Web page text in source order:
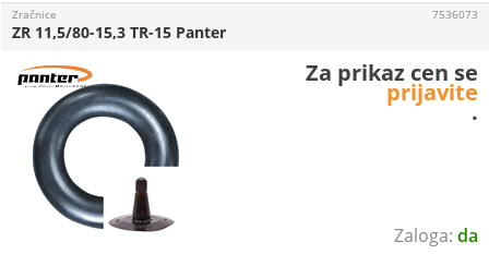
da
Zračnice
ZR 11,5/80-15,3 TR-15 Panter
7536073
Za prikaz cen se
prijavite
.